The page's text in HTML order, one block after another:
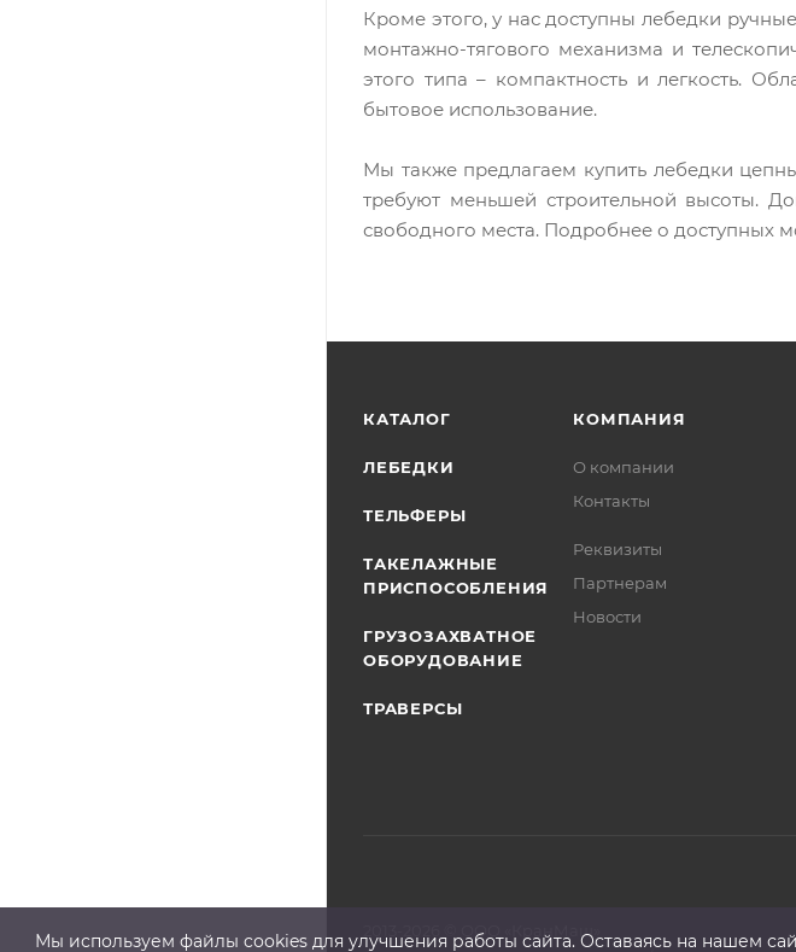
Кроме этого, у нас доступны лебедки
монтажно-тягового механизма и
этого типа – компактность и легкость.
бытовое использование.
Мы также предлагаем купить лебедки
требуют меньшей строительной высоты.
свободного места. Подробнее о доступных
КАТАЛОГ
ЛЕБЕДКИ
ТЕЛЬФЕРЫ
ТАКЕЛАЖНЫЕ
ПРИСПОСОБЛЕНИЯ
ГРУЗОЗАХВАТНОЕ
ОБОРУДОВАНИЕ
ТРАВЕРСЫ
КОМПАНИЯ
О компании
Контакты
Реквизиты
Партнерам
Новости
ООО «КранМаш»
Мы используем файлы cооkies для улучшения работы сайта. Оставаясь на нашем